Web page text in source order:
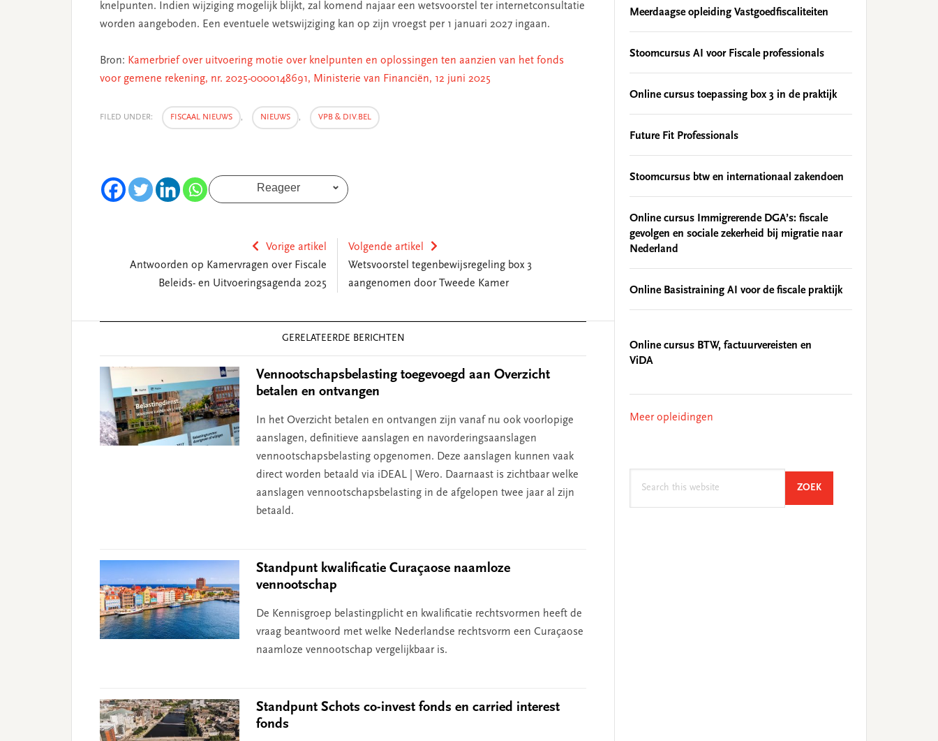
knelpunten. Indien wijziging mogelijk blijkt, zal komend najaar een wetsvoorstel ter internetconsultatie
worden aangeboden. Een eventuele wetswijziging kan op zijn vroegst per 1 januari 2027 ingaan.
Bron: Kamerbrief over uitvoering motie over knelpunten en oplossingen ten aanzien van het fonds
voor gemene rekening, nr. 2025-0000148691, Ministerie van Financiën, 12 juni 2025
FILED UNDER: FISCAAL NIEUWS , NIEUWS , VPB & DIV.BEL
Reageer
Vorige artikel
Antwoorden op Kamervragen over Fiscale
Beleids- en Uitvoeringsagenda 2025
Volgende artikel
Wetsvoorstel tegenbewijsregeling box 3
aangenomen door Tweede Kamer
GERELATEERDE BERICHTEN
Vennootschapsbelasting toegevoegd aan Overzicht
betalen en ontvangen
In het Overzicht betalen en ontvangen zijn vanaf nu ook voorlopige
aanslagen, definitieve aanslagen en navorderingsaanslagen
vennootschapsbelasting opgenomen. Deze aanslagen kunnen vaak
direct worden betaald via iDEAL | Wero. Daarnaast is zichtbaar welke
aanslagen vennootschapsbelasting in de afgelopen twee jaar al zijn
betaald.
Standpunt kwalificatie Curaçaose naamloze
vennootschap
De Kennisgroep belastingplicht en kwalificatie rechtsvormen heeft de
vraag beantwoord met welke Nederlandse rechtsvorm een Curaçaose
naamloze vennootschap vergelijkbaar is.
Standpunt Schots co-invest fonds en carried interest
fonds
Meerdaagse opleiding Vastgoedfiscaliteiten
Stoomcursus AI voor Fiscale professionals
Online cursus toepassing box 3 in de praktijk
Future Fit Professionals
Stoomcursus btw en internationaal zakendoen
Online cursus Immigrerende DGA’s: fiscale
gevolgen en sociale zekerheid bij migratie naar
Nederland
Online Basistraining AI voor de fiscale praktijk
Online cursus BTW, factuurvereisten en
ViDA
Meer opleidingen
ZOEKSEARCH